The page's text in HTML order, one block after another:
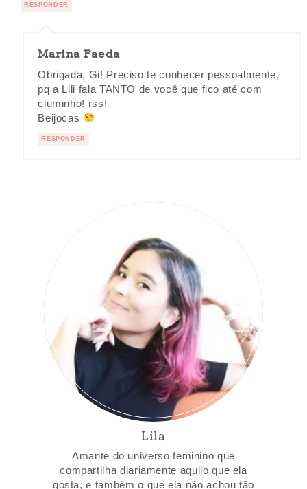
RESPONDER
Marina Faeda
Obrigada, Gi! Preciso te conhecer pessoalmente,
pq a Lili fala TANTO de você que fico até com
ciuminho! rss!
Beijocas
RESPONDER
Lila
Amante do universo feminino que
compartilha diariamente aquilo que ela
gosta, e também o que ela não achou tão